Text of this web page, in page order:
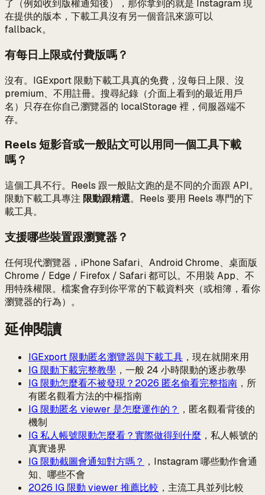
了（例如收到版權通知後），那你拿到的就是 Instagram 現
在提供的版本，下載工具沒有另一個音訊來源可以
fallback。
有每日上限或付費版嗎？
沒有。IGExport 限動下載工具真的免費，沒每日上限、沒
premium、不用註冊。搜尋紀錄（介面上看到的最近用戶
名）只存在你自己瀏覽器的 localStorage 裡，伺服器端不
存。
Reels 短影音或一般貼文可以用同一個工具下載
嗎？
這個工具不行。Reels 跟一般貼文跑的是不同的介面跟 API。
限動下載工具專注 限動跟精選。Reels 要用 Reels 專門的下
載工具。
支援哪些裝置跟瀏覽器？
任何現代瀏覽器，iPhone Safari、Android Chrome、桌面版
Chrome / Edge / Firefox / Safari 都可以。不用裝 App、不
用特殊權限。檔案會存到你平常的下載資料夾（或相簿，看你
瀏覽器的行為）。
延伸閱讀
IGExport 限動匿名瀏覽器與下載工具 ，現在就開來用
IG 限動下載完整教學 ，一般 24 小時限動的逐步教學
IG 限動怎麼看不被發現？2026 匿名偷看完整指南 ，所
有匿名觀看方法的中樞指南
IG 限動匿名 viewer 是怎麼運作的？ ，匿名觀看背後的
機制
IG 私人帳號限動怎麼看？實際做得到什麼 ，私人帳號的
真實邊界
IG 限動截圖會通知對方嗎？ ，Instagram 哪些動作會通
知、哪些不會
2026 IG 限動 viewer 推薦比較 ，主流工具並列比較